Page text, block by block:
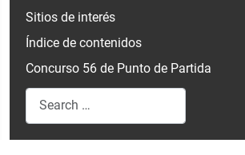
Sitios de interés
Índice de contenidos
Concurso 56 de Punto de Partida
Search